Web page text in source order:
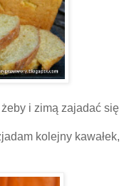
i zimą zajadać się
kolejny kawałek,